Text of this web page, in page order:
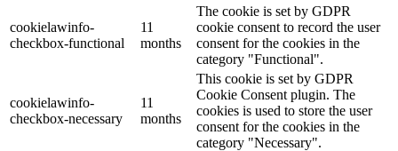
cookielawinfo-
checkbox-functional
11
months
The cookie is set by GDPR
cookie consent to record the user
consent for the cookies in the
category "Functional".
cookielawinfo-
checkbox-necessary
11
months
This cookie is set by GDPR
Cookie Consent plugin. The
cookies is used to store the user
consent for the cookies in the
category "Necessary".